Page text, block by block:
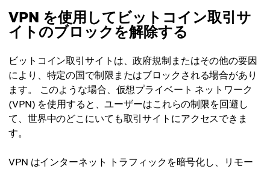
VPN を使用してビットコイン取引サ
イトのブロックを解除する
ビットコイン取引サイトは、政府規制またはその他の要因
により、特定の国で制限またはブロックされる場合があり
ます。 このような場合、仮想プライベート ネットワーク
(VPN) を使用すると、ユーザーはこれらの制限を回避し
て、世界中のどこにいても取引サイトにアクセスできま
す。
VPN はインターネット トラフィックを暗号化し、リモー